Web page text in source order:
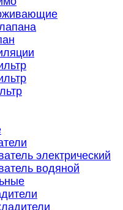
электрический
водяной